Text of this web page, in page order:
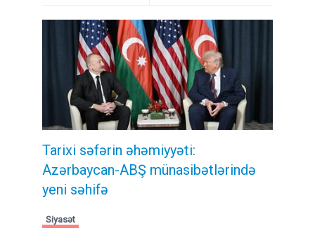
Tarixi səfərin əhəmiyyəti:
Azərbaycan-ABŞ münasibətlərində
yeni səhifə
Siyasət